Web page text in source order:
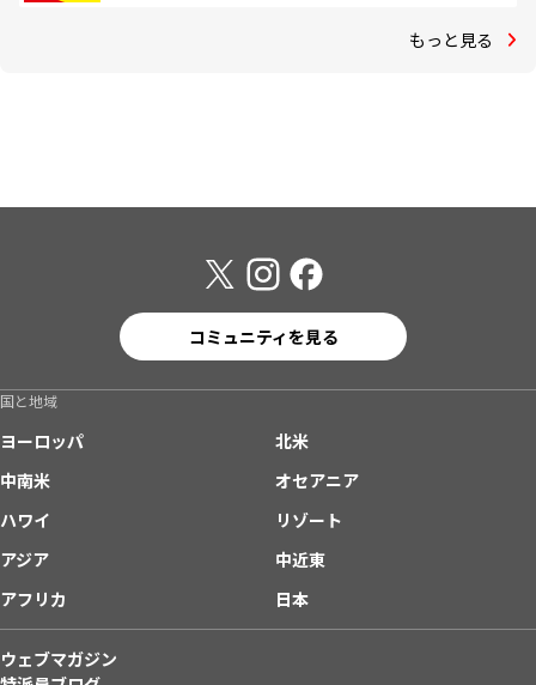
もっと見る
コミュニティを見る
国と地域
ヨーロッパ
北米
中南米
オセアニア
ハワイ
リゾート
アジア
中近東
アフリカ
日本
ウェブマガジン